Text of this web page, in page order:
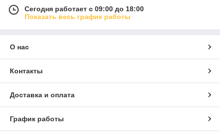
Сегодня работает с 09:00 до 18:00
Показать весь график работы
О нас
Контакты
Доставка и оплата
График работы